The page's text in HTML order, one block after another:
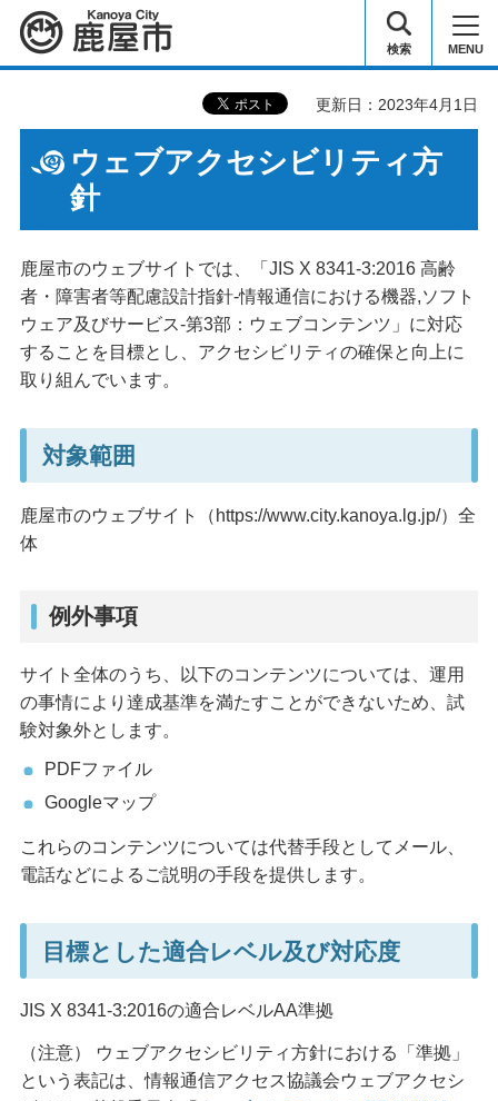
鹿屋市 検索 MENU
更新日：2023年4月1日
ウェブアクセシビリティ方
針
鹿屋市のウェブサイトでは、「JIS X 8341-3:2016 高齢
者・障害者等配慮設計指針-情報通信における機器,ソフト
ウェア及びサービス-第3部：ウェブコンテンツ」に対応
することを目標とし、アクセシビリティの確保と向上に
取り組んでいます。
対象範囲
鹿屋市のウェブサイト（https://www.city.kanoya.lg.jp/）全
体
例外事項
サイト全体のうち、以下のコンテンツについては、運用
の事情により達成基準を満たすことができないため、試
験対象外とします。
PDFファイル
Googleマップ
これらのコンテンツについては代替手段としてメール、
電話などによるご説明の手段を提供します。
目標とした適合レベル及び対応度
JIS X 8341-3:2016の適合レベルAA準拠
（注意） ウェブアクセシビリティ方針における「準拠」
という表記は、情報通信アクセス協議会ウェブアクセシ